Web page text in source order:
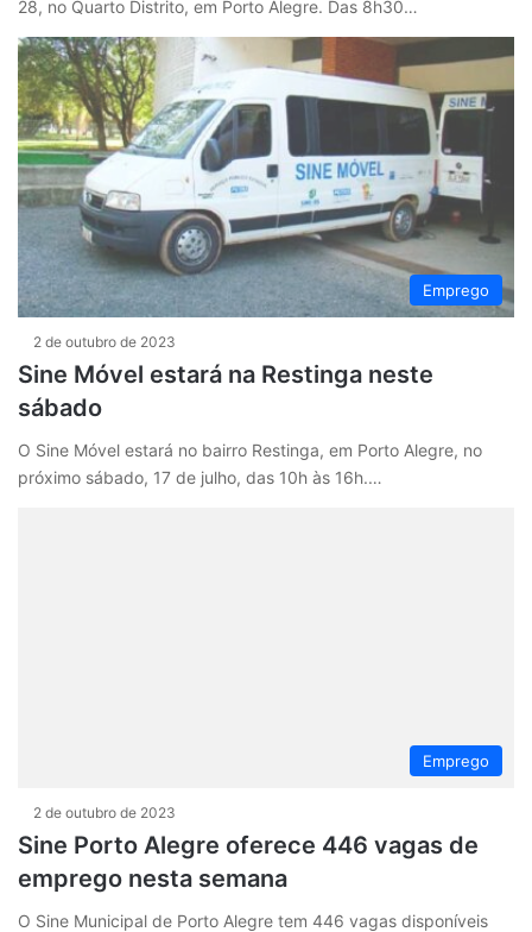
28, no Quarto Distrito, em Porto Alegre. Das 8h30…
Emprego
2 de outubro de 2023
Sine Móvel estará na Restinga neste
sábado
O Sine Móvel estará no bairro Restinga, em Porto Alegre, no
próximo sábado, 17 de julho, das 10h às 16h.…
Emprego
2 de outubro de 2023
Sine Porto Alegre oferece 446 vagas de
emprego nesta semana
O Sine Municipal de Porto Alegre tem 446 vagas disponíveis